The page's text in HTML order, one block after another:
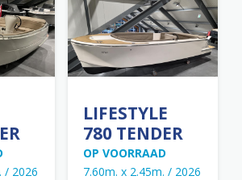
/ 2026
LIFESTYLE
780 TENDER
OP VOORRAAD
7.60m. x 2.45m. / 2026